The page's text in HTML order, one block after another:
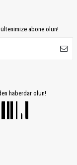
abone olun!
haberdar olun!